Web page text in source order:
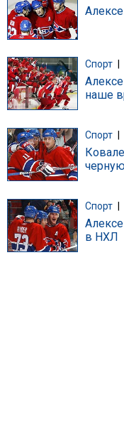
Спорт |
наше
Спорт
Спорт
в НХЛ